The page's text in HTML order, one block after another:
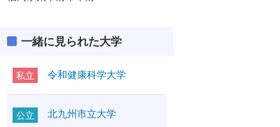
一緒に見られた大学
私立 令和健康科学大学
公立 北九州市立大学